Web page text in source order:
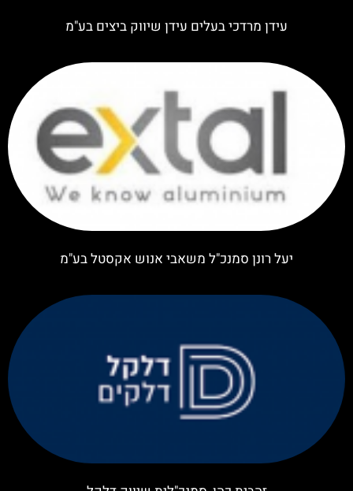
עידן מרדכי בעלים עידן שיווק ביצים בע"מ
יעל רונן סמנכ"ל משאבי אנוש אקסטל בע"מ